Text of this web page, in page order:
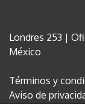
Londres 253 |
México
Términos y
Aviso de